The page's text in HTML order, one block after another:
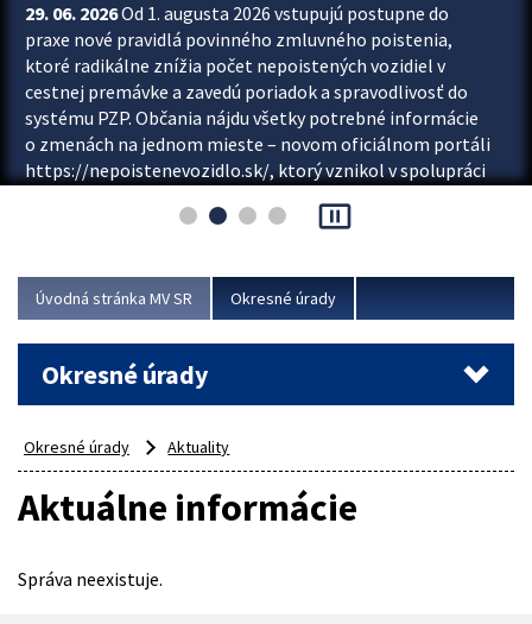
29. 06. 2026Od 1. augusta 2026 vstupujú postupne do
praxe nové pravidlá povinného zmluvného poistenia,
ktoré radikálne znížia počet nepoistených vozidiel v
cestnej premávke a zavedú poriadok a spravodlivosť do
systému PZP. Občania nájdu všetky potrebné informácie
o zmenách na jednom mieste – novom oficiálnom portáli
https://nepoistenevozidlo.sk/, ktorý vznikol v spolupráci
asociácie poisťovní (SLASPO) a Ministerstva vnútra SR.
Viac
pause_presentation
Úvodná stránka MV SR Okresné úrady
Okresné úrady
Okresné úrady Aktuality
Aktuálne informácie
Správa neexistuje.